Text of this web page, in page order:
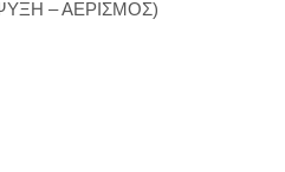
– ΑΕΡΙΣΜΟΣ)